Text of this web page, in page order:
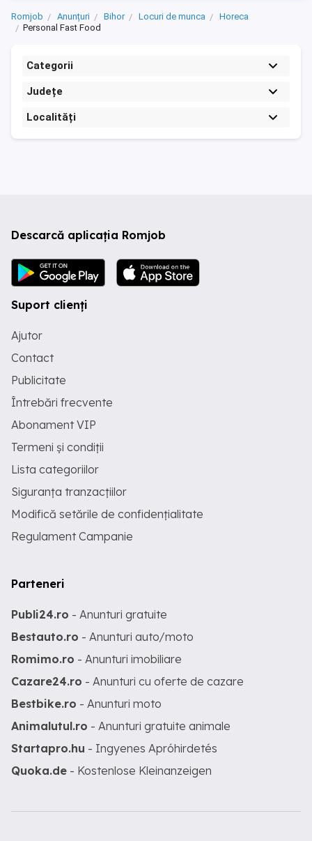
Romjob Anunțuri Bihor Locuri de munca
Horeca
Personal Fast Food
Categorii
Județe
Localități
Descarcă aplicația Romjob
Suport clienți
Ajutor
Contact
Publicitate
Întrebări frecvente
Abonament VIP
Termeni și condiții
Lista categoriilor
Siguranța tranzacțiilor
Modifică setările de confidențialitate
Regulament Campanie
Parteneri
Publi24.ro - Anunturi gratuite
Bestauto.ro - Anunturi auto/moto
Romimo.ro - Anunturi imobiliare
Cazare24.ro - Anunturi cu oferte de cazare
Bestbike.ro - Anunturi moto
Animalutul.ro - Anunturi gratuite animale
Startapro.hu - Ingyenes Apróhirdetés
Quoka.de - Kostenlose Kleinanzeigen